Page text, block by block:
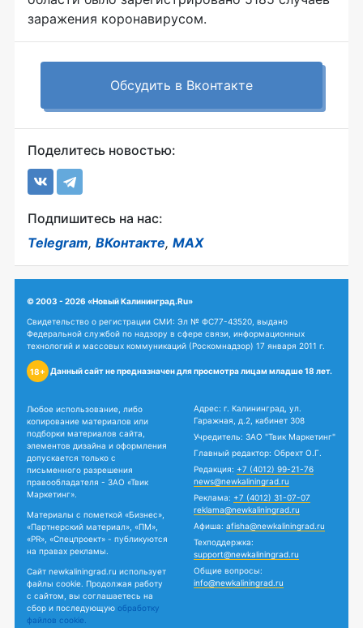
заражения коронавирусом.
Обсудить в Вконтакте
Поделитесь новостью:
Подпишитесь на нас:
Telegram, ВКонтакте, MAX
© 2003 - 2026 «Новый Калининград.Ru»
Свидетельство о регистрации СМИ: Эл № ФС77-43520, выдано
Федеральной службой по надзору в сфере связи, информационных
технологий и массовых коммуникаций (Роскомнадзор) 17 января 2011 г.
18+ Данный сайт не предназначен для просмотра лицам младше 18 лет.
Любое использование, либо
копирование материалов или
подборки материалов сайта,
элементов дизайна и оформления
допускается только с
письменного разрешения
правообладателя - ЗАО «Твик
Маркетинг».
Материалы с пометкой «Бизнес»,
«Партнерский материал», «ПМ»,
«PR», «Спецпроект» - публикуются
на правах рекламы.
Сайт newkaliningrad.ru использует
файлы cookie. Продолжая работу
с сайтом, вы соглашаетесь на
сбор и последующую обработку
файлов cookie.
Адрес: г. Калининград, ул.
Гаражная, д.2, кабинет 308
Учредитель: ЗАО "Твик Маркетинг"
Главный редактор: Обрехт О.Г.
Редакция: +7 (4012) 99-21-76
news@newkaliningrad.ru
Реклама: +7 (4012) 31-07-07
reklama@newkaliningrad.ru
Афиша: afisha@newkaliningrad.ru
Техподдержка:
support@newkaliningrad.ru
Общие вопросы:
info@newkaliningrad.ru